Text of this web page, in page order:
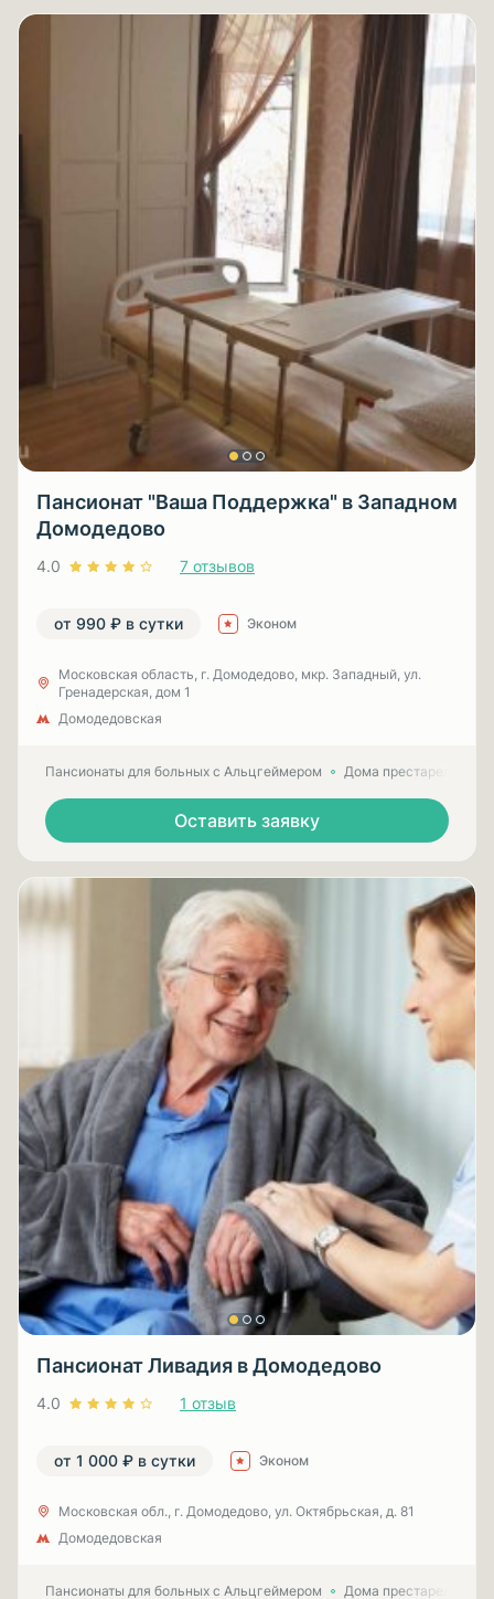
Пансионат "Ваша Поддержка" в Западном
Домодедово
4.0 7 отзывов
от 990 ₽ в сутки Эконом
Московская область, г. Домодедово, мкр. Западный, ул.
Гренадерская, дом 1
Домодедовская
Пансионаты для больных с Альцгеймером Дома престарелых
Оставить заявку
Пансионат Ливадия в Домодедово
4.0 1 отзыв
от 1 000 ₽ в сутки Эконом
Московская обл., г. Домодедово, ул. Октябрьская, д. 81
Домодедовская
Пансионаты для больных с Альцгеймером Дома престарелых